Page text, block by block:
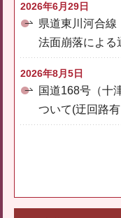
2026年6月29日
県道東川河合線
法面崩落による
2026年8月5日
国道168号（十
ついて(迂回路